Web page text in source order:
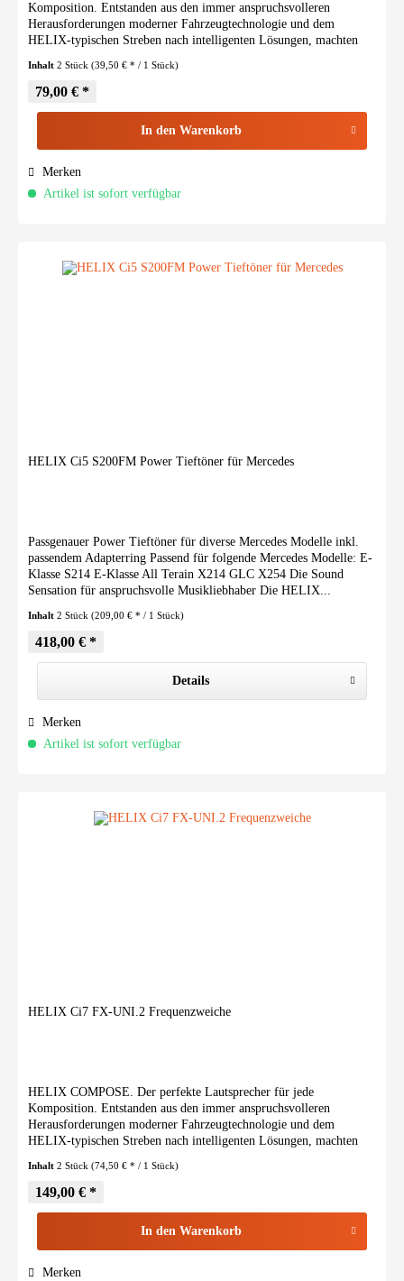
Komposition. Entstanden aus den immer anspruchsvolleren
Herausforderungen moderner Fahrzeugtechnologie und dem
HELIX-typischen Streben nach intelligenten Lösungen, machten
Inhalt 2 Stück (39,50 € * / 1 Stück)
79,00 € *
In den Warenkorb
Merken
Artikel ist sofort verfügbar
HELIX Ci5 S200FM Power Tieftöner für Mercedes
Passgenauer Power Tieftöner für diverse Mercedes Modelle inkl.
passendem Adapterring Passend für folgende Mercedes Modelle: E-
Klasse S214 E-Klasse All Terain X214 GLC X254 Die Sound
Sensation für anspruchsvolle Musikliebhaber Die HELIX...
Inhalt 2 Stück (209,00 € * / 1 Stück)
418,00 € *
Details
Merken
Artikel ist sofort verfügbar
HELIX Ci7 FX-UNI.2 Frequenzweiche
HELIX COMPOSE. Der perfekte Lautsprecher für jede
Komposition. Entstanden aus den immer anspruchsvolleren
Herausforderungen moderner Fahrzeugtechnologie und dem
HELIX-typischen Streben nach intelligenten Lösungen, machten
Inhalt 2 Stück (74,50 € * / 1 Stück)
149,00 € *
In den Warenkorb
Merken